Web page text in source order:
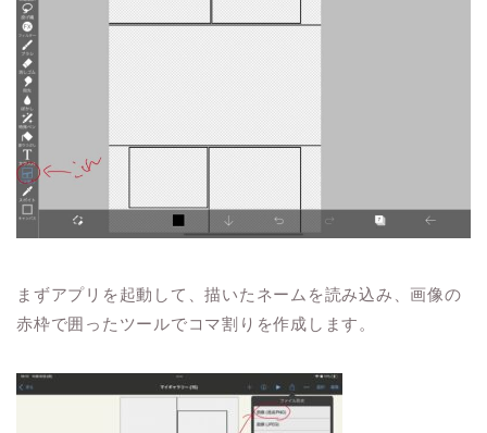
まずアプリを起動して、描いたネームを読み込み、画像の
赤枠で囲ったツールでコマ割りを作成します。